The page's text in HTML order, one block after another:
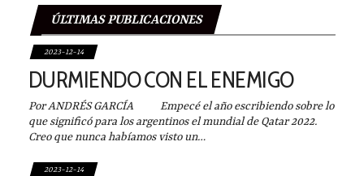
ÚLTIMAS PUBLICACIONES
2023-12-14
DURMIENDO CON EL ENEMIGO
Por ANDRÉS GARCÍA Empecé el año escribiendo sobre lo
que significó para los argentinos el mundial de Qatar 2022.
Creo que nunca habíamos visto un…
2023-12-14